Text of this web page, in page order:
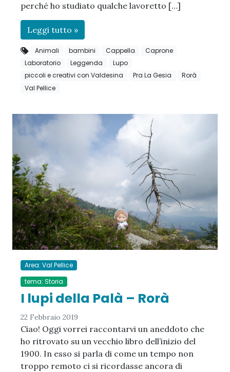
perché ho studiato qualche lavoretto […]
Leggi tutto »
Animali bambini Cappella
Caprone
Laboratorio
Leggenda
Lupo
piccoli e creativi con Valdesina
Pra La Gesia
Rorà
Val Pellice
Area: Val Pellice
tema: Storia
I lupi della Palà – Rorà
22 Febbraio 2019
Ciao! Oggi vorrei raccontarvi un aneddoto che
ho ritrovato su un vecchio libro dell’inizio del
1900. In esso si parla di come un tempo non
troppo remoto ci si ricordasse ancora di